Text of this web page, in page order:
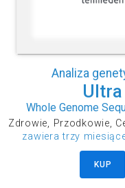
Analiza
Ultra
Whole Genome
Zdrowie, Przodkowie,
zawiera trzy
KUP